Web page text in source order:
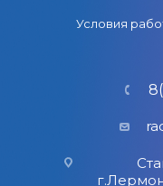
Условия